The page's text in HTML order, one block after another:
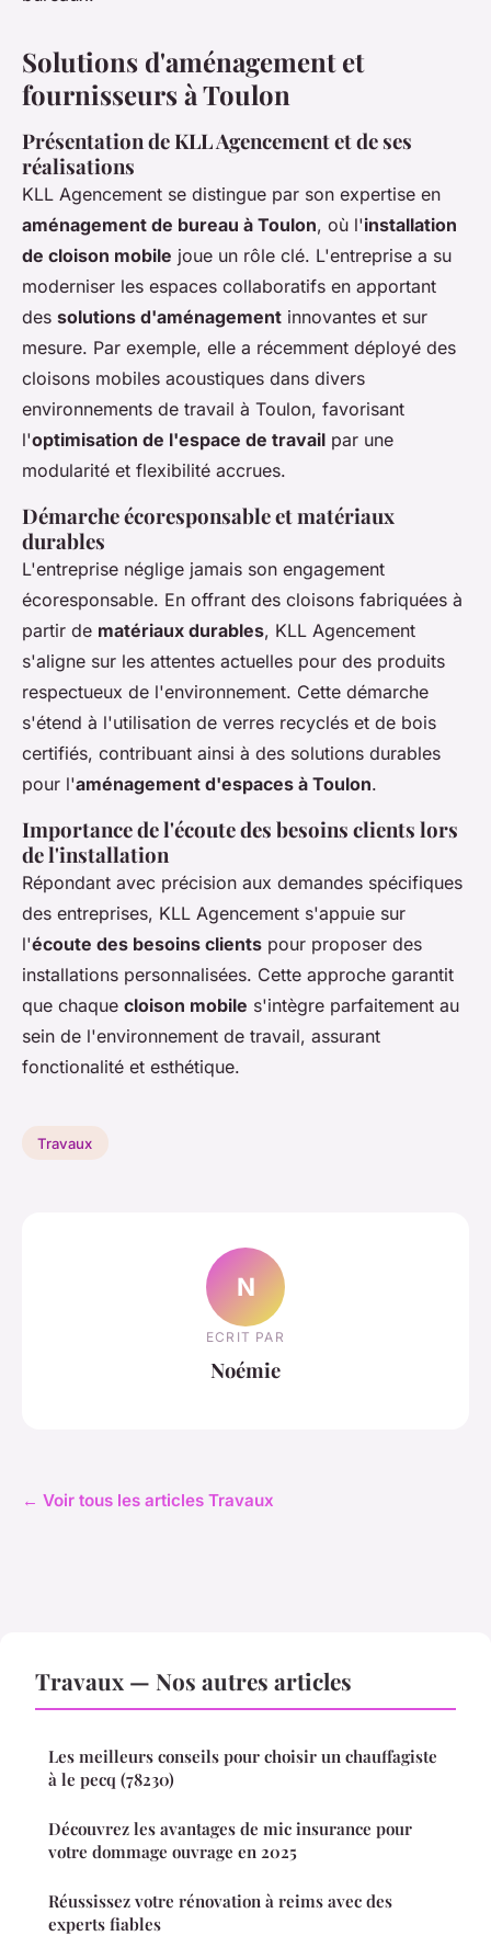
Solutions d'aménagement et
fournisseurs à Toulon
Présentation de KLL Agencement et de ses
réalisations
KLL Agencement se distingue par son expertise en
aménagement de bureau à Toulon, où l'installation
de cloison mobile joue un rôle clé. L'entreprise a su
moderniser les espaces collaboratifs en apportant
des solutions d'aménagement innovantes et sur
mesure. Par exemple, elle a récemment déployé des
cloisons mobiles acoustiques dans divers
environnements de travail à Toulon, favorisant
l'optimisation de l'espace de travail par une
modularité et flexibilité accrues.
Démarche écoresponsable et matériaux
durables
L'entreprise néglige jamais son engagement
écoresponsable. En offrant des cloisons fabriquées à
partir de matériaux durables, KLL Agencement
s'aligne sur les attentes actuelles pour des produits
respectueux de l'environnement. Cette démarche
s'étend à l'utilisation de verres recyclés et de bois
certifiés, contribuant ainsi à des solutions durables
pour l'aménagement d'espaces à Toulon.
Importance de l'écoute des besoins clients lors
de l'installation
Répondant avec précision aux demandes spécifiques
des entreprises, KLL Agencement s'appuie sur
l'écoute des besoins clients pour proposer des
installations personnalisées. Cette approche garantit
que chaque cloison mobile s'intègre parfaitement au
sein de l'environnement de travail, assurant
fonctionalité et esthétique.
Travaux
N
ECRIT PAR
Noémie
← Voir tous les articles Travaux
Travaux — Nos autres articles
Les meilleurs conseils pour choisir un chauffagiste
à le pecq (78230)
Découvrez les avantages de mic insurance pour
votre dommage ouvrage en 2025
Réussissez votre rénovation à reims avec des
experts fiables